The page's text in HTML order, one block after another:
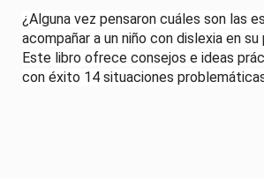
¿Alguna vez pensaron cuáles son las
acompañar a un niño con dislexia en
Este libro ofrece consejos e ideas
con éxito 14 situaciones